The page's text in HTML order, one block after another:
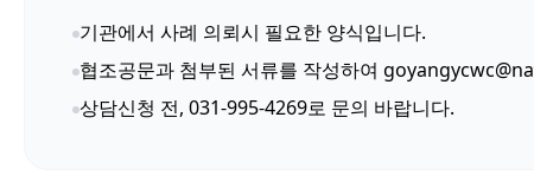
기관에서 사례 의뢰시 필요한 양식입니다.
협조공문과 첨부된 서류를 작성하여
상담신청 전, 031-995-4269로 문의 바랍니다.